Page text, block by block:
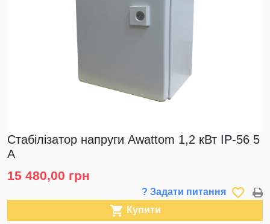
Стабілізатор напруги Awattom 1,2 кВт IP-56 5
А
15 480,00 грн
? Задати питання favorite_border
 Купити